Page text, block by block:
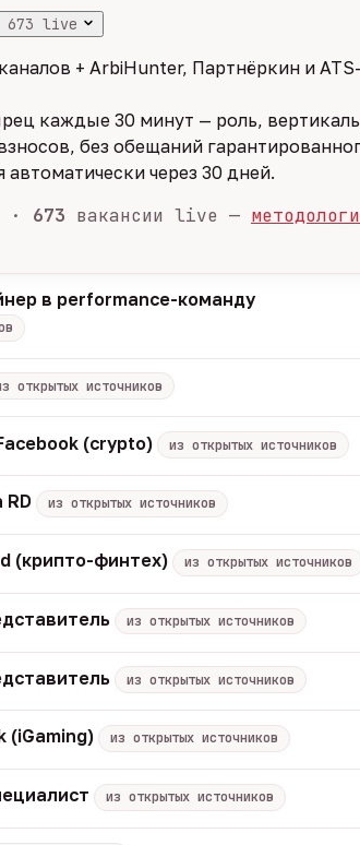
673 live
+ ArbiHunter, Партнёркин и
каждые 30 минут — роль,
без обещаний
автоматически через 30 дней.
· 673 вакансии live —
в performance-команду
открытых источников
(crypto) из открытых источников
RD из открытых источников
(крипто-финтех) из открытых источников
из открытых источников
из открытых источников
(iGaming) из открытых источников
из открытых источников